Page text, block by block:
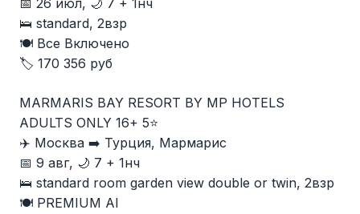
📅 26 июл, 🌙 7 + 1нч
🛌 standard, 2взр
🍽 Все Включено
🏷️ 170 356 руб
MARMARIS BAY RESORT BY MP HOTELS
ADULTS ONLY 16+ 5⭐️
✈️ Москва ➡️ Турция, Мармарис
📅 9 авг, 🌙 7 + 1нч
🛌 standard room garden view double or twin, 2взр
🍽 PREMIUM AI